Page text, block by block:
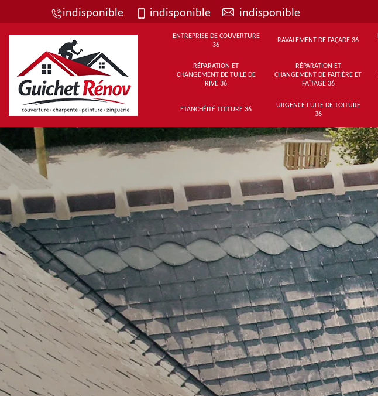
indisponible indisponible indisponible
ENTREPRISE DE COUVERTURE
36
RAVALEMENT DE FAÇADE 36
RÉPARATION ET
CHANGEMENT DE TUILE DE
RIVE 36
RÉPARATION ET
CHANGEMENT DE FAÎTIÈRE ET
FAÎTAGE 36
ETANCHÉITÉ TOITURE 36
URGENCE FUITE DE TOITURE
36